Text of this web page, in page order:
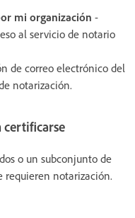
mi organización -
al servicio de notario
de correo electrónico del
notarización.
certificarse
o un subconjunto de
requieren notarización.